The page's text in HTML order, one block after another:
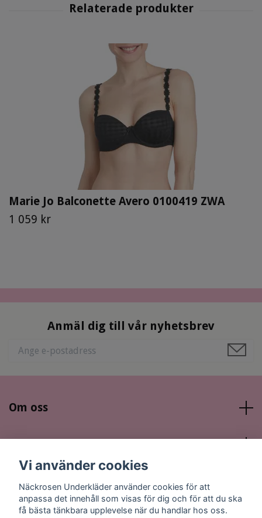
Marie Jo Balconette Avero 0100419 ZWA
1 059 kr
Anmäl dig till vår nyhetsbrev
Om oss
Sociala medier
Vi använder cookies
Näckrosen Underkläder använder cookies för att
anpassa det innehåll som visas för dig och för att du ska
få bästa tänkbara upplevelse när du handlar hos oss.